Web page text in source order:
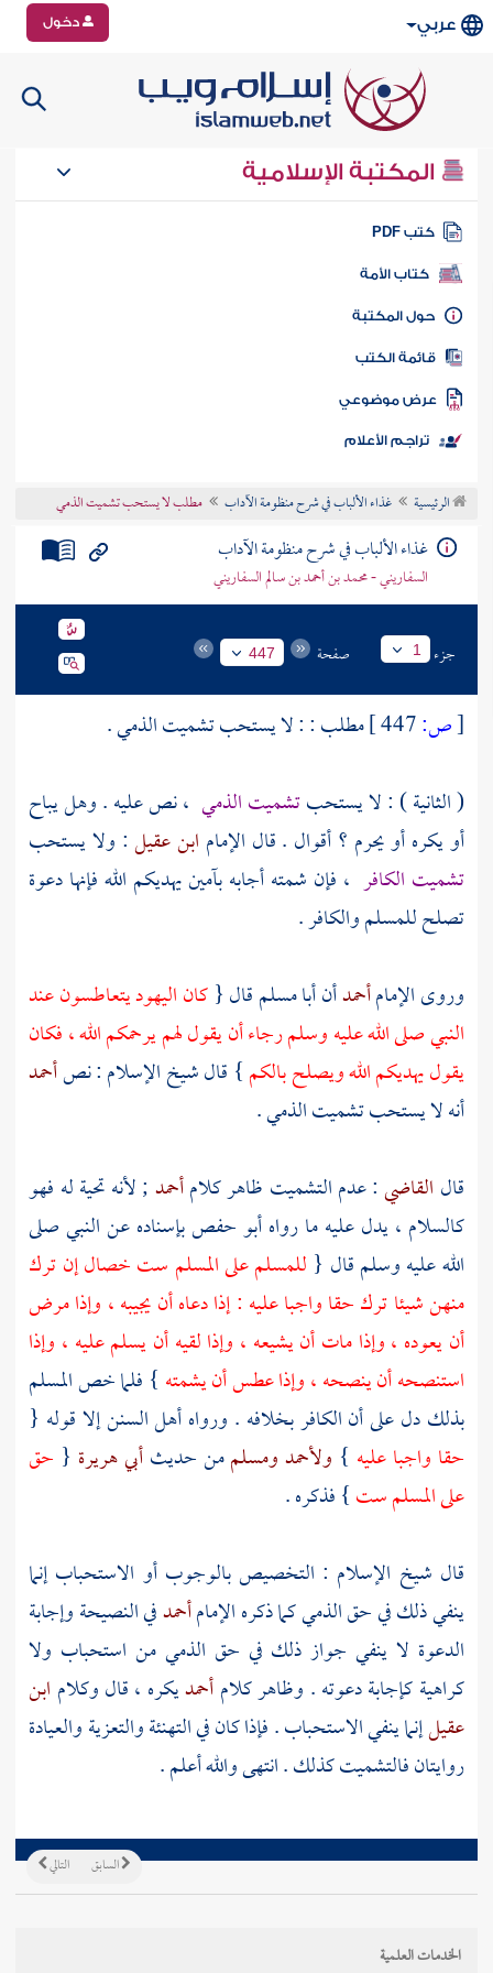
عربي دخول
المكتبة الإسلامية
كتب PDF
كتاب الأمة
المكتبة
الكتب
موضوعي
تراجم الأعلام
الرئيسية غذاء الألباب في شرح منظومة الآداب مطلب لا يستحب تشميت الذمي
غذاء الألباب في شرح منظومة الآداب
السفاريني - محمد بن أحمد بن سالم السفاريني
جزء 1 صفحة 447
[ص:
مطلب : : لا يستحب تشميت الذمي .
( الثانية ) : لا يستحبتشميت الذمي ، نص عليه . وهل يباح
أو يكره أو يحرم ؟ أقوال . قال الإمام ابن عقيل: ولا يستحب
تشميت الكافر ، فإن شمته أجابه بآمين يهديكم الله فإنها دعوة
تصلح للمسلم والكافر .
وروى الإمامأحمدأنأبا مسلمقال {كاناليهوديتعاطسون عند
النبي صلى الله عليه وسلم رجاء أن يقول لهم يرحمكم الله ، فكان
يقول يهديكم الله ويصلح بالكم} قالشيخ الإسلام: نصأحمد
أنه لا يستحب تشميت الذمي .
قال القاضي: عدم التشميت ظاهر كلامأحمد; لأنه تحية له فهو
كالسلام ، يدل عليه ما رواهأبو حفصبإسناده عن النبي صلى
الله عليه وسلم قال { للمسلم على المسلم ست خصال إن ترك
منهن شيئا ترك حقا واجبا عليه : إذا دعاه أن يجيبه ، وإذا مرض
أن يعوده ، وإذا مات أن يشيعه ، وإذا لقيه أن يسلم عليه ، وإذا
استنصحه أن ينصحه ، وإذا عطس أن يشمته } فلما خص المسلم
بذلك دل على أن الكافر بخلافه . ورواه أهل السنن إلا قوله {
حقا واجبا عليه } ولأحمدومسلممن حديثأبي هريرة { حق
على المسلم ست} فذكره .
قال شيخ الإسلام : التخصيص بالوجوب أو الاستحباب إنما
ينفي ذلك في حق الذمي كما ذكره الإمامأحمدفي النصيحة وإجابة
الدعوة لا ينفي جواز ذلك في حق الذمي من استحباب ولا
كراهية كإجابة دعوته . وظاهر كلامأحمديكره ، قال وكلام ابن
عقيلإنما ينفي الاستحباب . فإذا كان في التهنئة والتعزية والعيادة
روايتان فالتشميت كذلك . انتهى والله أعلم .
التالي السابق
الخدمات العلمية